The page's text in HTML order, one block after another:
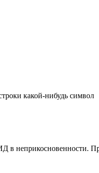
какой-нибудь символ
неприкосновенности.